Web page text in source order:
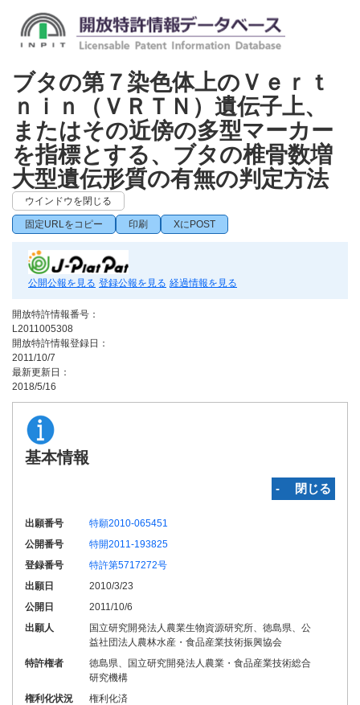
ブタの第７染色体上のＶｅｒｔ
ｎｉｎ（ＶＲＴＮ）遺伝子上、
またはその近傍の多型マーカー
を指標とする、ブタの椎骨数増
大型遺伝形質の有無の判定方法
ウインドウを閉じる
固定URLをコピー 印刷 XにPOST
公開公報を見る 登録公報を見る 経過情報を見る
開放特許情報番号：
L2011005308
開放特許情報登録日：
2011/10/7
最新更新日：
2018/5/16
基本情報
‐ 閉じる
出願番号
特願2010-065451
公開番号
特開2011-193825
登録番号
特許第5717272号
出願日
2010/3/23
公開日
2011/10/6
出願人
国立研究開発法人農業生物資源研究所、徳島県、公
益社団法人農林水産・食品産業技術振興協会
特許権者
徳島県、国立研究開発法人農業・食品産業技術総合
研究機構
権利化状況
権利化済